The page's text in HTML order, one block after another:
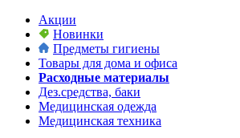
Акции
Новинки
Предметы гигиены
Товары для дома и офиса
Расходные материалы
Дез.средства, баки
Медицинская одежда
Медицинская техника